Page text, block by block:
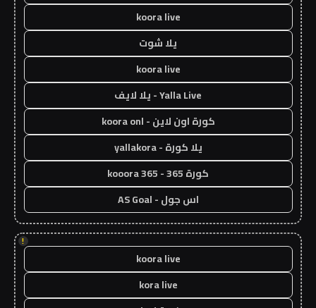
koora live
يلا شوت
koora live
Yalla Live - يلا لايف
كورة اون لاين - koora onl
يلا كورة - yallakora
كورة 365 - kooora 365
اس جول - AS Goal
!
koora live
kora live